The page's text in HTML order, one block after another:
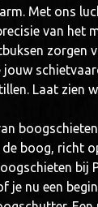
Met ons
van het
zorgen
Laat zien
boog, richt
bij
je nu een